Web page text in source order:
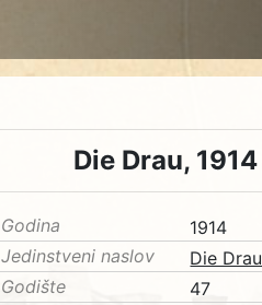
Die Drau, 1914
Godina
1914
Jedinstveni naslov
Die Drau
Godište
47